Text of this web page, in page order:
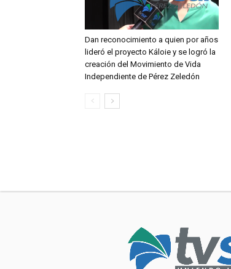
Dan reconocimiento a quien por años
lideró el proyecto Káloie y se logró la
creación del Movimiento de Vida
Independiente de Pérez Zeledón